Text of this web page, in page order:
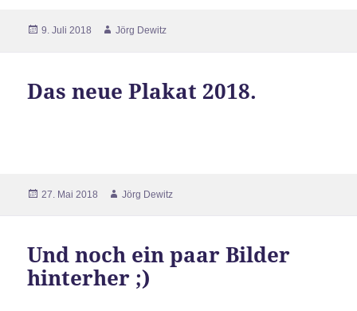
Veröffentlicht
9. Juli 2018 Autor
Jörg Dewitz
Das neue Plakat 2018.
Veröffentlicht
27. Mai 2018 Autor
Jörg Dewitz
Und noch ein paar Bilder
hinterher ;)